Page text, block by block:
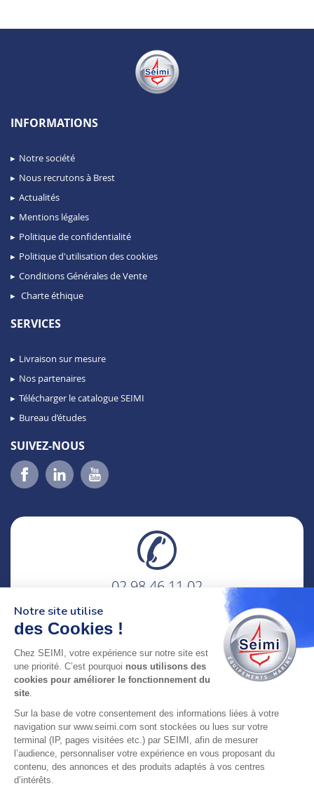
INFORMATIONS
Notre société
Nous recrutons à Brest
Actualités
Mentions légales
Politique de confidentialité
Politique d'utilisation des cookies
Conditions Générales de Vente
Charte éthique
SERVICES
Livraison sur mesure
Nos partenaires
Télécharger le catalogue SEIMI
Bureau d’études
SUIVEZ-NOUS
02 98 46 11 02
adresse : 75 Rue Amiral Troude,
29200 Brest FRANCE
LABELLISÉE
Notre site utilise
des Cookies !
Chez SEIMI, votre expérience sur notre site est
une priorité. C’est pourquoi nous utilisons des
cookies pour améliorer le fonctionnement du
site.
Sur la base de votre consentement des informations liées à votre
navigation sur www.seimi.com sont stockées ou lues sur votre
terminal (IP, pages visitées etc.) par SEIMI, afin de mesurer
l’audience, personnaliser votre expérience en vous proposant du
contenu, des annonces et des produits adaptés à vos centres
d’intérêts.